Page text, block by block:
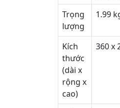
Trọng
lượng
1.99
Kích
thước
(dài x
rộng x
cao)
360 x